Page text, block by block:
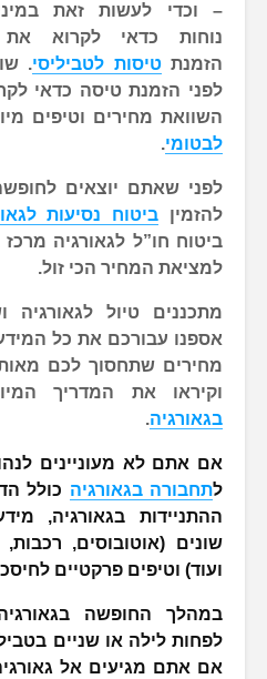
– וכדי לעשות זאת
נוחות כדאי לקרוא
הזמנתטיסות לטביליסי.
לפני הזמנת טיסה כדאי
השוואת מחירים וטיפים
לבטומי.
לפני שאתם יוצאים
להזמין ביטוח נסיעות
ביטוח חו”ל לגאורגיה
למציאת המחיר הכי זול.
מתכננים טיול
אספנו עבורכם את כל
מחירים שתחסוך לכם
וקיראו את המדריך
בגאורגיה.
אם אתם לא מעוניינים
לתחבורה בגאורגיה כולל
ההתניידות בגאורגיה,
שונים (אוטובוסים,
ועוד) וטיפים פרקטיים
במהלך החופשה
לפחות לילה או שניים
אם אתם מגיעים אל